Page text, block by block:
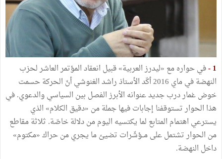
1 - في حواره مع «ليدرز العربية» قبيل انعقاد المؤتمر العاشر لحزب
النهضة في ماي 2016 أكّد الأستاذ راشد الغنوشي أنّ الحركة حسمت
خوض غمار درب جديد عنوانه الأبرز الفصل بين السياسي والدعوي. في
هذا الحوار تستوقفنا إجابات فيها جملة من «دقيق الكلام» الذي
يسترعي اهتمام المتابع لما يكتسيه اليوم من دلالة خاصّة. ثلاثة مقاطع
من الحوار تشتمل على مــؤشّرات تضيئ ما يجري من حراك «مكتوم»
داخل النهضة.